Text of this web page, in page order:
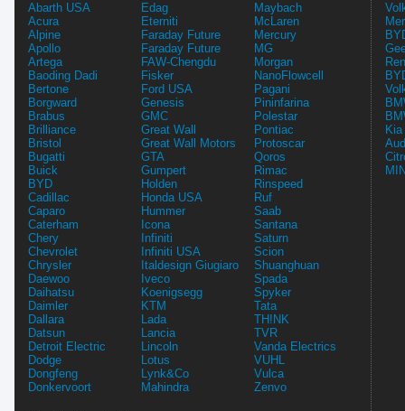
Abarth USA
Acura
Alpine
Apollo
Artega
Baoding Dadi
Bertone
Borgward
Brabus
Brilliance
Bristol
Bugatti
Buick
BYD
Cadillac
Caparo
Caterham
Chery
Chevrolet
Chrysler
Daewoo
Daihatsu
Daimler
Dallara
Datsun
Detroit Electric
Dodge
Dongfeng
Donkervoort
Edag
Eterniti
Faraday Future
Faraday Future
FAW-Chengdu
Fisker
Ford USA
Genesis
GMC
Great Wall
Great Wall Motors
GTA
Gumpert
Holden
Honda USA
Hummer
Icona
Infiniti
Infiniti USA
Italdesign Giugiaro
Iveco
Koenigsegg
KTM
Lada
Lancia
Lincoln
Lotus
Lynk&Co
Mahindra
Maybach
McLaren
Mercury
MG
Morgan
NanoFlowcell
Pagani
Pininfarina
Polestar
Pontiac
Protoscar
Qoros
Rimac
Rinspeed
Ruf
Saab
Santana
Saturn
Scion
Shuanghuan
Spada
Spyker
Tata
TH!NK
TVR
Vanda Electrics
VUHL
Vulca
Zenvo